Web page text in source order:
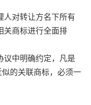
人对转让方名下所有
关商标进行全面排
议中明确约定，凡是
的关联商标，必须一